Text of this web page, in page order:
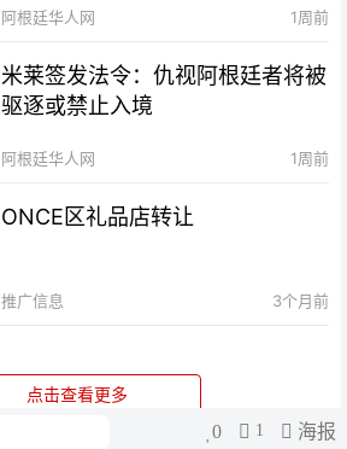
0 1 海报
阿根廷华人网 1周前
米莱签发法令：仇视阿根廷者将被
驱逐或禁止入境
阿根廷华人网 1周前
ONCE区礼品店转让
推广信息 3个月前
点击查看更多